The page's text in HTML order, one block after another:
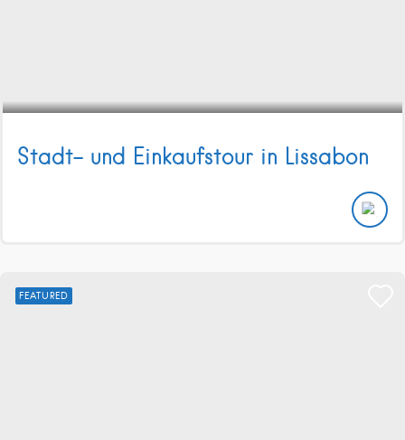
Stadt- und Einkaufstour in Lissabon
FEATURED